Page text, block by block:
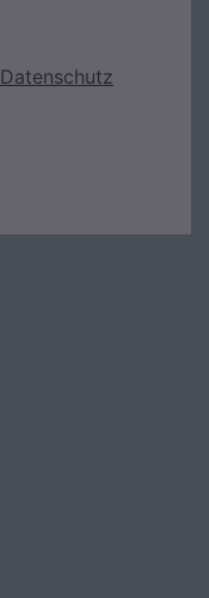
Datenschutz